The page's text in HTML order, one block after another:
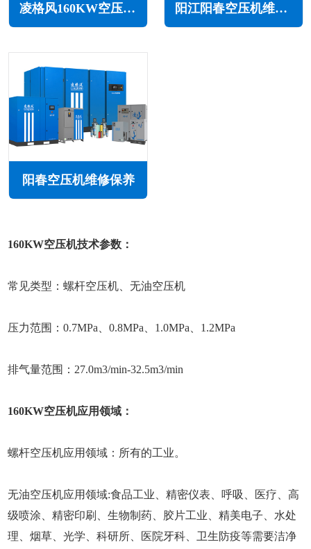
凌格风160KW空压机LS系列 阳江阳春空压机维修保养
阳春空压机维修保养
160KW空压机技术参数：
常见类型：螺杆空压机、无油空压机
压力范围：0.7MPa、0.8MPa、1.0MPa、1.2MPa
排气量范围：27.0m3/min-32.5m3/min
160KW空压机应用领域：
螺杆空压机应用领域：所有的工业。
无油空压机应用领域:食品工业、精密仪表、呼吸、医疗、高
级喷涂、精密印刷、生物制药、胶片工业、精美电子、水处
理、烟草、光学、科研所、医院牙科、卫生防疫等需要洁净